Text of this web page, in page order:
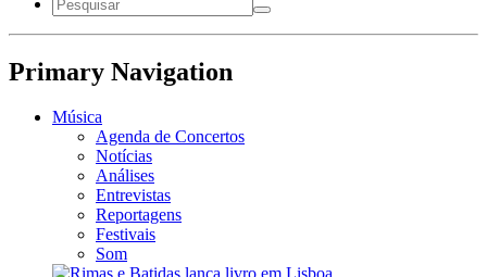
Primary Navigation
Música
Agenda de Concertos
Notícias
Análises
Entrevistas
Reportagens
Festivais
Som